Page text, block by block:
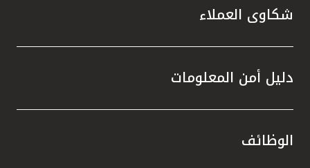
شكاوى العملاء
دليل أمن المعلومات
الوظائف